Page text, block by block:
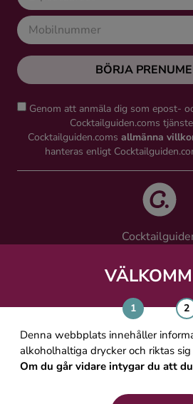
Denna webbplats innehåller
alkoholhaltiga drycker och riktas
Om du går vidare intygar du att
BÖRJA
Genom att anmäla dig som epost-
Cocktailguiden.coms
Cocktailguiden.coms allmänna
hanteras enligt
Västra Järnvägsgatan 21,
ALLMÄNNA